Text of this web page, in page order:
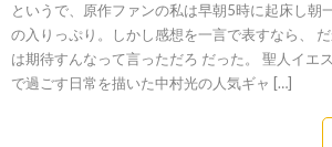
というで、原作ファンの私は早朝5時に起床し朝
の入りっぷり。しかし感想を一言で表すなら、
は期待すんなって言っただろ だった。 聖人イエ
で過ごす日常を描いた中村光の人気ギャ […]